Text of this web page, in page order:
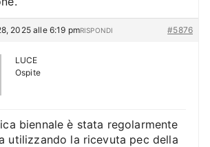
2025 alle 6:19 pm #5876
RISPONDI
LUCE
Ospite
biennale è stata regolarmente
utilizzando la ricevuta pec della